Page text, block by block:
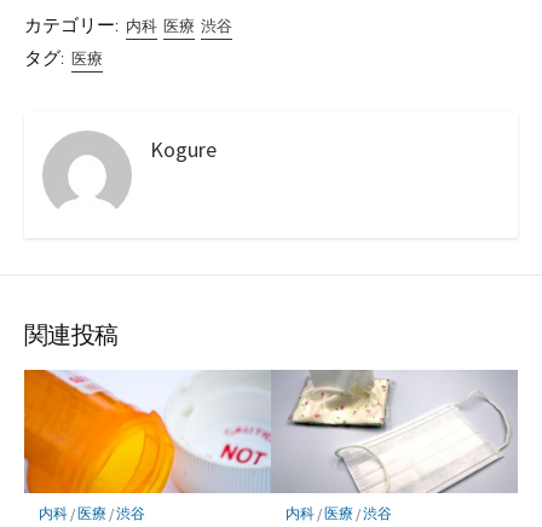
カテゴリー: 内科 医療 渋谷
タグ: 医療
Kogure
関連投稿
内科/医療/渋谷 内科/医療/渋谷